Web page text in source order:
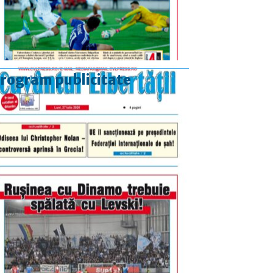
publicitate
luni-vineri
9.00 - 17.00
sâmbătă
închis
duminică
9.00 - 12.00